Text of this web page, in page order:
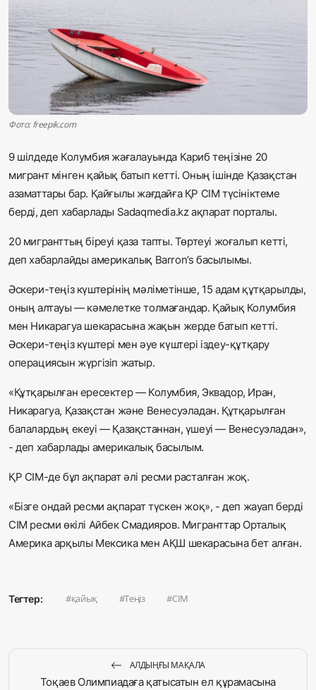
Жаңалықтар
Қоғам
Әлем
Журналистік зерттеу
Қазақ тілі
Фото: freepik.com
9 шілдеде Колумбия жағалауында Кариб теңізіне 20
мигрант мінген қайық батып кетті. Оның ішінде Қазақстан
азаматтары бар. Қайғылы жағдайға ҚР СІМ түсініктеме
берді, деп хабарлады Sadaqmedia.kz ақпарат порталы.
20 мигранттың біреуі қаза тапты. Төртеуі жоғалып кетті,
деп хабарлайды америкалық Barron’s басылымы.
Әскери-теңіз күштерінің мәліметінше, 15 адам құтқарылды,
оның алтауы — кәмелетке толмағандар. Қайық Колумбия
мен Никарагуа шекарасына жақын жерде батып кетті.
Әскери-теңіз күштері мен әуе күштері іздеу-құтқару
операциясын жүргізіп жатыр.
«Құтқарылған ересектер — Колумбия, Эквадор, Иран,
Никарагуа, Қазақстан және Венесуэладан. Құтқарылған
балалардың екеуі — Қазақстаннан, үшеуі — Венесуэладан»,
- деп хабарлады америкалық басылым.
ҚР СІМ-де бұл ақпарат әлі ресми расталған жоқ.
«Бізге ондай ресми ақпарат түскен жоқ», - деп жауап берді
СІМ ресми өкілі Айбек Смадияров. Мигранттар Орталық
Америка арқылы Мексика мен АҚШ шекарасына бет алған.
Тегтер: қайық Теңіз СІМ
АЛДЫҢҒЫ МАҚАЛА
Тоқаев Олимпиадаға қатысатын ел құрамасына